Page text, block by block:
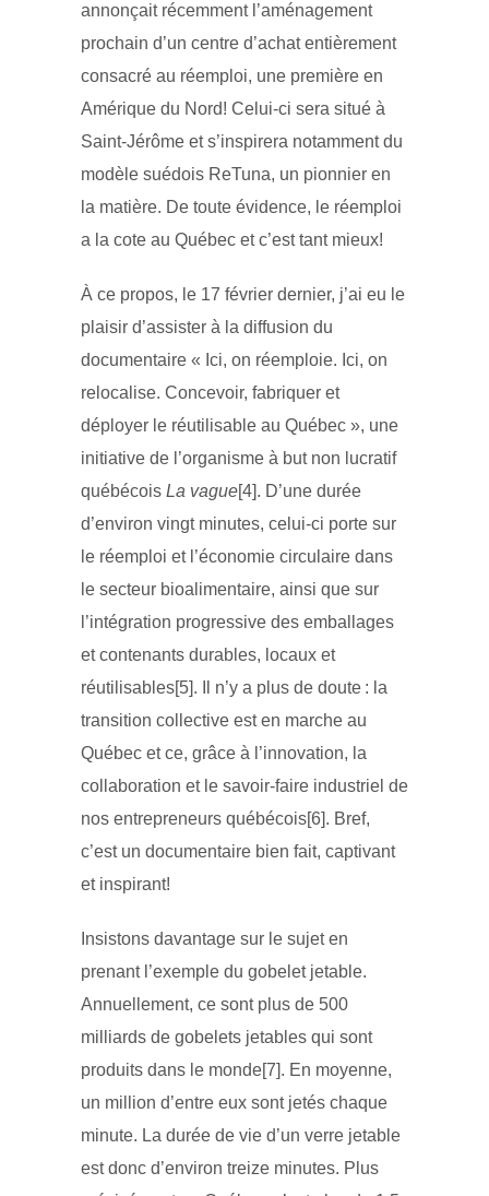
annonçait récemment l’aménagement
prochain d’un centre d’achat entièrement
consacré au réemploi, une première en
Amérique du Nord! Celui-ci sera situé à
Saint-Jérôme et s’inspirera notamment du
modèle suédois ReTuna, un pionnier en
la matière. De toute évidence, le réemploi
a la cote au Québec et c’est tant mieux!
À ce propos, le 17 février dernier, j’ai eu le
plaisir d’assister à la diffusion du
documentaire « Ici, on réemploie. Ici, on
relocalise. Concevoir, fabriquer et
déployer le réutilisable au Québec », une
initiative de l’organisme à but non lucratif
québécois La vague[4]. D’une durée
d’environ vingt minutes, celui-ci porte sur
le réemploi et l’économie circulaire dans
le secteur bioalimentaire, ainsi que sur
l’intégration progressive des emballages
et contenants durables, locaux et
réutilisables[5]. Il n’y a plus de doute : la
transition collective est en marche au
Québec et ce, grâce à l’innovation, la
collaboration et le savoir-faire industriel de
nos entrepreneurs québécois[6]. Bref,
c’est un documentaire bien fait, captivant
et inspirant!
Insistons davantage sur le sujet en
prenant l’exemple du gobelet jetable.
Annuellement, ce sont plus de 500
milliards de gobelets jetables qui sont
produits dans le monde[7]. En moyenne,
un million d’entre eux sont jetés chaque
minute. La durée de vie d’un verre jetable
est donc d’environ treize minutes. Plus